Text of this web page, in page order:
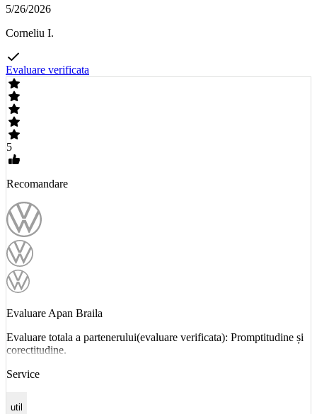
5/26/2026
Corneliu I.
Evaluare verificata
5
Recomandare
Evaluare Apan Braila
Evaluare totala a partenerului(evaluare verificata): Promptitudine și
corectitudine.
Service
util